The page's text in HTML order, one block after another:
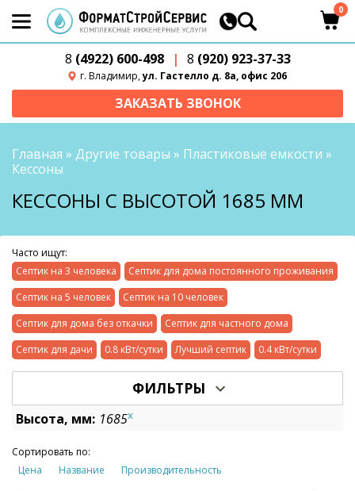
8 (4922) 600-498 | 8 (920) 923-37-33
г. Владимир,ул. Гастелло д. 8а, офис 206
0
ЗАКАЗАТЬ ЗВОНОК
Главная » Другие товары » Пластиковые емкости »
Кессоны
КЕССОНЫ С ВЫСОТОЙ 1685 ММ
Часто ищут:
Септик на 3 человека
Септик для дома постоянного проживания
Септик на 5 человек
Септик на 10 человек
Септик для дома без откачки
Септик для частного дома
Септик для дачи
0.8 кВт/сутки Лучший септик 0.4 кВт/сутки
ФИЛЬТРЫ
Высота, мм: 1685x
Сортировать по:
Цена
Название Производительность